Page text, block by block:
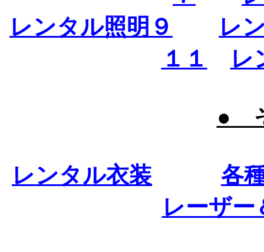
レンタル照明９
レ
１１
レ
●
レンタル衣装
各
レーザー